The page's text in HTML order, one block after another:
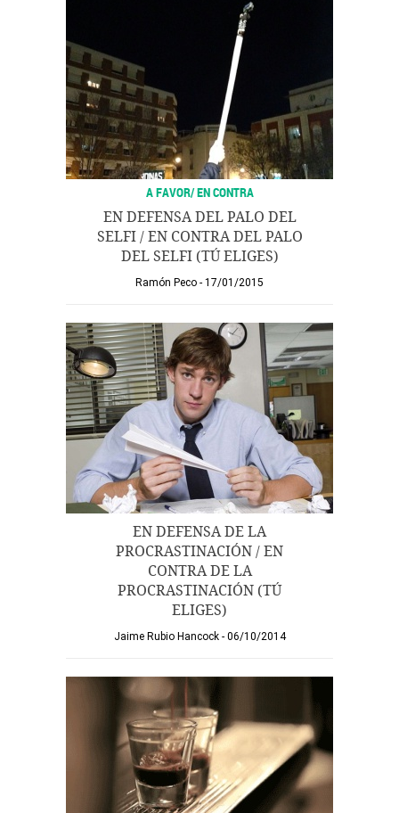
A FAVOR/ EN CONTRA
EN DEFENSA DEL PALO DEL
SELFI / EN CONTRA DEL PALO
DEL SELFI (TÚ ELIGES)
Ramón Peco 17/01/2015
EN DEFENSA DE LA
PROCRASTINACIÓN / EN
CONTRA DE LA
PROCRASTINACIÓN (TÚ
ELIGES)
Jaime Rubio Hancock 06/10/2014